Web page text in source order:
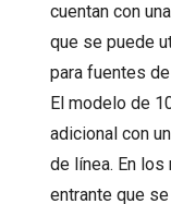
cuentan con
que se puede
para fuentes
El modelo de
adicional con
de línea. En los
entrante que